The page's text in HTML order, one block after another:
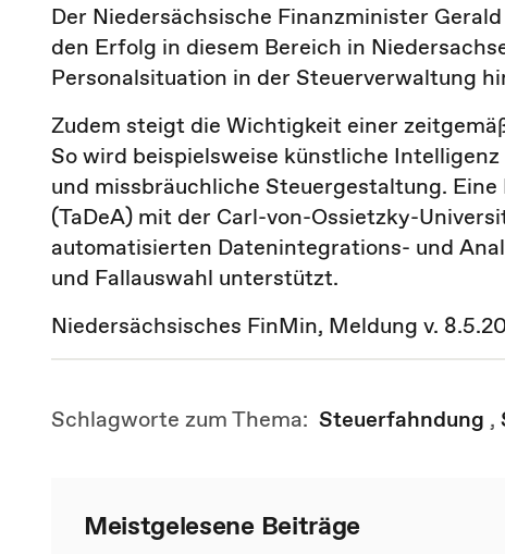
Der Niedersächsische Finanzminister
den Erfolg in diesem Bereich in
Personalsituation in der Steuerverwaltung
Zudem steigt die Wichtigkeit einer
So wird beispielsweise künstliche
und missbräuchliche Steuergestaltung.
(TaDeA) mit der Carl-von-Ossietzky-
automatisierten Datenintegrations- und
und Fallauswahl unterstützt.
Niedersächsisches FinMin, Meldung v.
Schlagworte zum Thema: Steuerfahndung ,
Meistgelesene Beiträge